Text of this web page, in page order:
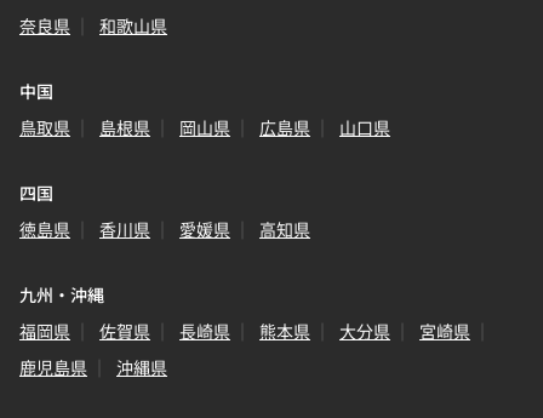
奈良県
和歌山県
中国
鳥取県
島根県 岡山県 広島県 山口県
四国
徳島県
香川県 愛媛県 高知県
九州・沖縄
福岡県
佐賀県 長崎県 熊本県 大分県
宮崎県
鹿児島県
沖縄県